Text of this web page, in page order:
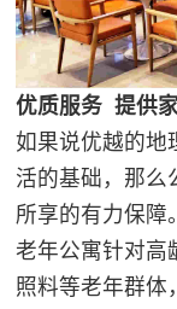
优质服务 提供
如果说优越的地
活的基础，那么
所享的有力保障。
老年公寓针对高
照料等老年群体